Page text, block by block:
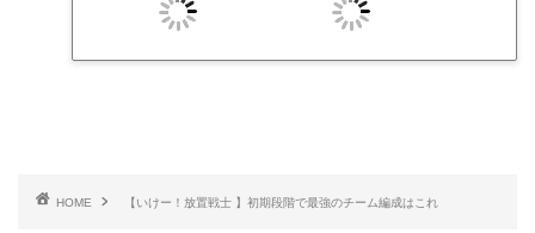
HOME 【いけー！放置戦士 】初期段階で最強のチーム編成はこれ